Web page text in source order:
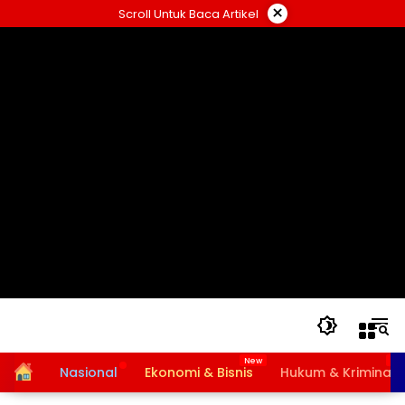
ke
Scroll Untuk Baca Artikel ×
HomeNasional Ekonomi & Bisnis Hukum & Kriminal